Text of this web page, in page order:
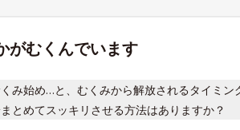
がむくんでいます
み始め…と、むくみから解放されるタイミン
とめてスッキリさせる方法はありますか？